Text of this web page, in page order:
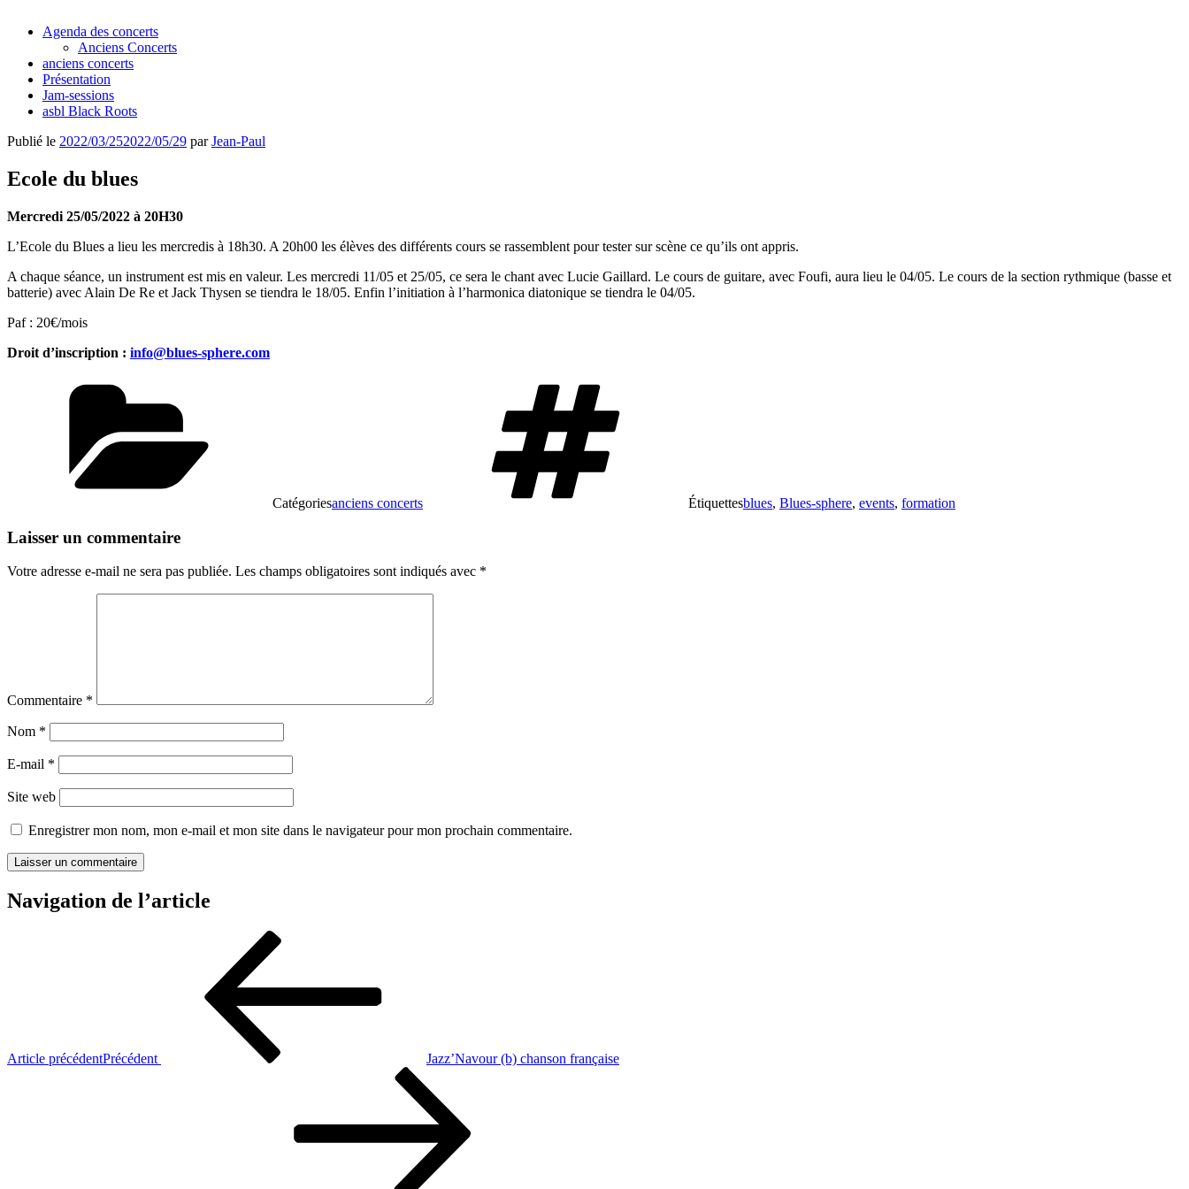
Agenda des concerts
Anciens Concerts
anciens concerts
Présentation
Jam-sessions
asbl Black Roots
Publié le 2022/03/252022/05/29 parJean-Paul
Ecole du blues
Mercredi 25/05/2022 à 20H30
L’Ecole du Blues a lieu les mercredis à 18h30. A 20h00 les élèves des différents cours se rassemblent pour tester sur scène ce qu’ils ont appris.
A chaque séance, un instrument est mis en valeur. Les mercredi 11/05 et 25/05, ce sera le chant avec Lucie Gaillard. Le cours de guitare, avec Foufi, aura lieu le 04/05. Le cours de la section rythmique (basse et
batterie) avec Alain De Re et Jack Thysen se tiendra le 18/05. Enfin l’initiation à l’harmonica diatonique se tiendra le 04/05.
Paf : 20€/mois
Droit d’inscription : info@blues-sphere.com
Catégoriesanciens concerts Étiquettesblues, Blues-sphere, events, formation
Laisser un commentaire
Votre adresse e-mail ne sera pas publiée. Les champs obligatoires sont indiqués avec *
Commentaire *
Nom *
E-mail *
Site web
Enregistrer mon nom, mon e-mail et mon site dans le navigateur pour mon prochain commentaire.
Navigation de l’article
Article précédentPrécédent Jazz’Navour (b) chanson française